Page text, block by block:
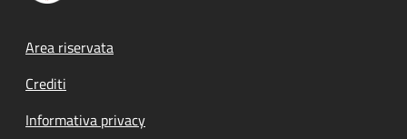
Footer menu
Area riservata
Crediti
Informativa privacy